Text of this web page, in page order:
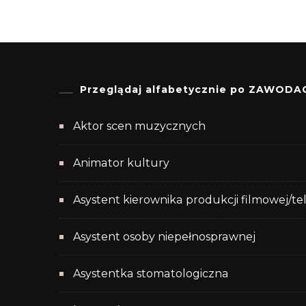
Przeglądaj alfabetycznie po
Aktor scen muzycznych
Animator kultury
Asystent kierownika produkcji filmowej/
Asystent osoby niepełnosprawnej
Asystentka stomatologiczna